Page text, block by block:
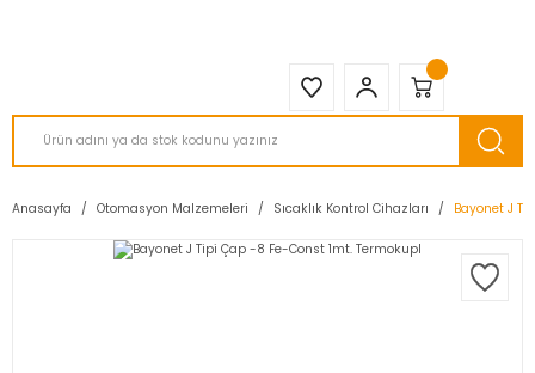
Anasayfa Otomasyon Malzemeleri Sıcaklık Kontrol Cihazları Bayonet J